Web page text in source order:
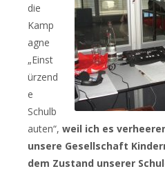
die
Kamp
agne
„Einst
ürzend
e
Schulb
auten“, weil ich es
unsere Gesellschaft
dem Zustand unserer